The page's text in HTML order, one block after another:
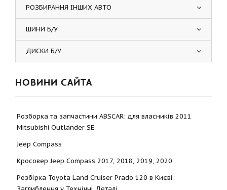
РОЗБИРАННЯ ІНШИХ АВТО
ШИНИ Б/У
ДИСКИ Б/У
НОВИНИ САЙТА
Розборка та запчастини ABSCAR: для власників 2011
Mitsubishi Outlander SE
Jeep Compass
Кросовер Jeep Compass 2017, 2018, 2019, 2020
Розбірка Toyota Land Cruiser Prado 120 в Києві: